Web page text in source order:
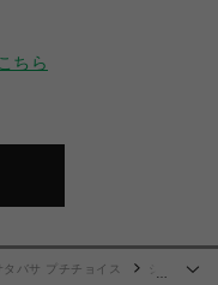
こちら
バサ プチチョイス
シ